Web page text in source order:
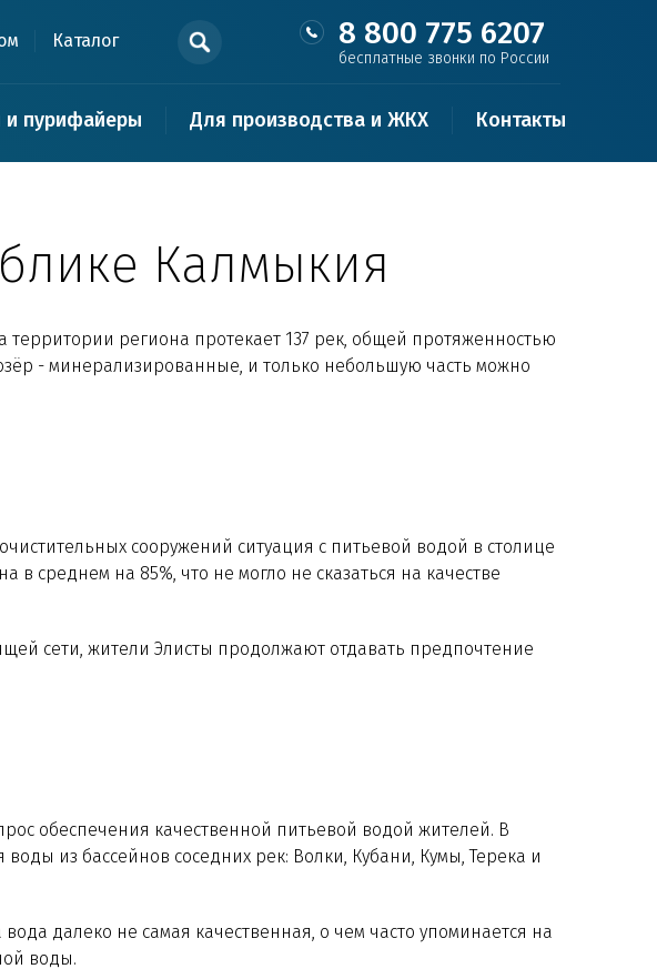
Каталог 8 800 775 6207
бесплатные звонки по России
и пурифайеры Для производства и ЖКХ Контакты
Калмыкия
территории региона протекает 137 рек, общей протяженностью
- минерализированные, и только небольшую часть можно
сооружений ситуация с питьевой водой в столице
среднем на 85%, что не могло не сказаться на качестве
сети, жители Элисты продолжают отдавать предпочтение
обеспечения качественной питьевой водой жителей. В
из бассейнов соседних рек: Волки, Кубани, Кумы, Терека и
далеко не самая качественная, о чем часто упоминается на
воды.